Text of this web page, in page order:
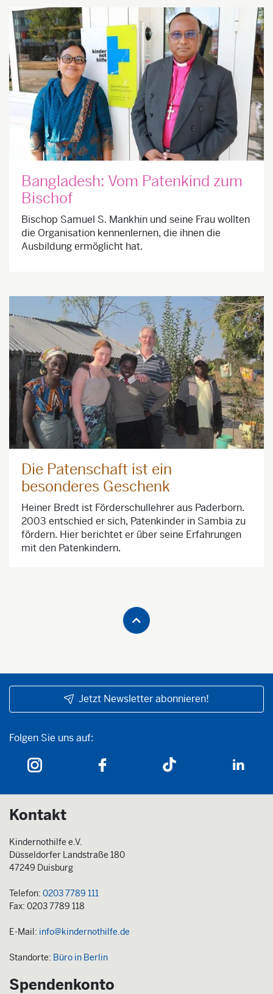
Bangladesh: Vom Patenkind zum
Bischof
Bischop Samuel S. Mankhin und seine Frau wollten
die Organisation kennenlernen, die ihnen die
Ausbildung ermöglicht hat.
Die Patenschaft ist ein
besonderes Geschenk
Heiner Bredt ist Förderschullehrer aus Paderborn.
2003 entschied er sich, Patenkinder in Sambia zu
fördern. Hier berichtet er über seine Erfahrungen
mit den Patenkindern.
Jetzt Newsletter abonnieren!
Folgen Sie uns auf:
Folgen Sie uns auf:
Kontakt
Kindernothilfe e.V.
Düsseldorfer Landstraße 180
47249 Duisburg
Telefon: 0203 7789 111
Fax: 0203 7789 118
E-Mail: info@kindernothilfe.de
Standorte: Büro in Berlin
Spendenkonto